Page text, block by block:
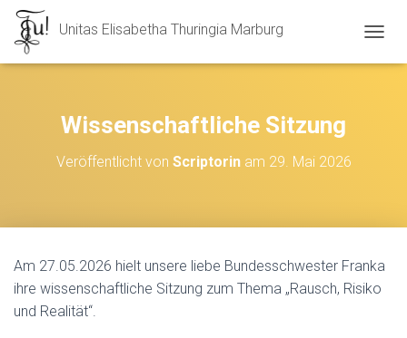
Unitas Elisabetha Thuringia Marburg
A
C
H
Wissenschaftliche Sitzung
Veröffentlicht von Scriptorinam 29. Mai 2026
Am 27.05.2026 hielt unsere liebe Bundesschwester Franka
ihre wissenschaftliche Sitzung zum Thema „Rausch, Risiko
und Realität“.